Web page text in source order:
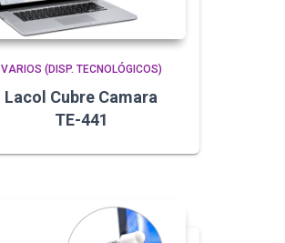
VARIOS (DISP. TECNOLÓGICOS)
Lacol Cubre Camara
TE-441